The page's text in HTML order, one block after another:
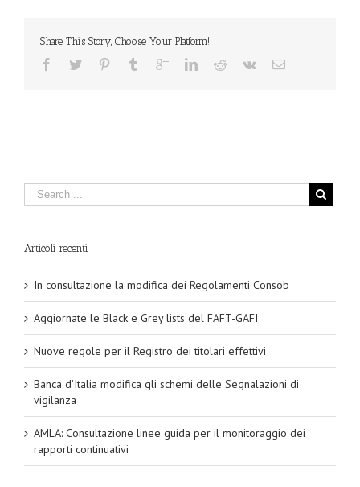
Share This Story, Choose Your Platform!
Articoli recenti
In consultazione la modifica dei Regolamenti Consob
Aggiornate le Black e Grey lists del FAFT-GAFI
Nuove regole per il Registro dei titolari effettivi
Banca d’Italia modifica gli schemi delle Segnalazioni di
vigilanza
AMLA: Consultazione linee guida per il monitoraggio dei
rapporti continuativi